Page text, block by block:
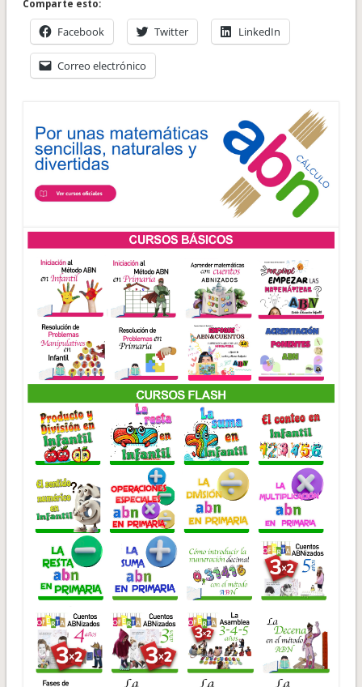
Comparte esto:
Facebook Twitter LinkedIn
Correo electrónico